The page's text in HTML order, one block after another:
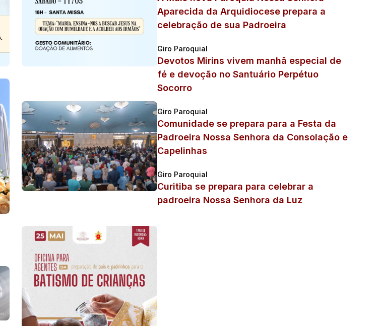
Aparecida da Arquidiocese prepara a
celebração de sua Padroeira
Giro Paroquial
Devotos Mirins vivem manhã especial de
fé e devoção no Santuário Perpétuo
Socorro
Giro Paroquial
Comunidade se prepara para a Festa da
Padroeira Nossa Senhora da Consolação e
Capelinhas
Giro Paroquial
Curitiba se prepara para celebrar a
padroeira Nossa Senhora da Luz